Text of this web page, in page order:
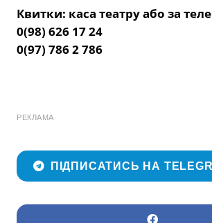
Квитки: каса театру або за
0(98) 626 17 24
0(97) 786 2 786
РЕКЛАМА
ПІДПИСАТИСЬ НА